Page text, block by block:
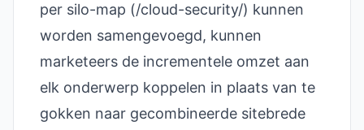
per silo-map (/cloud-security/) kunnen
worden samengevoegd, kunnen
marketeers de incrementele omzet aan
elk onderwerp koppelen in plaats van te
gokken naar gecombineerde sitebrede